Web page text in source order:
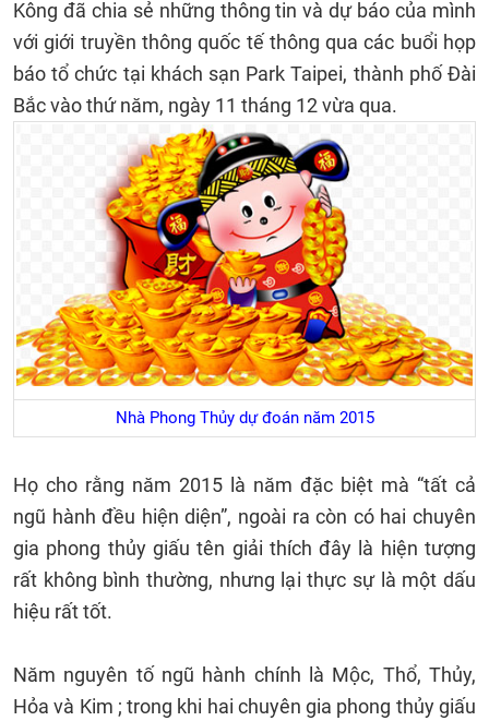
Kông đã chia sẻ những thông tin và dự báo của mình
với giới truyền thông quốc tế thông qua các buổi họp
báo tổ chức tại khách sạn Park Taipei, thành phố Đài
Bắc vào thứ năm, ngày 11 tháng 12 vừa qua.
Nhà Phong Thủy dự đoán năm 2015
Họ cho rằng năm 2015 là năm đặc biệt mà “tất cả
ngũ hành đều hiện diện”, ngoài ra còn có hai chuyên
gia phong thủy giấu tên giải thích đây là hiện tượng
rất không bình thường, nhưng lại thực sự là một dấu
hiệu rất tốt.
Năm nguyên tố ngũ hành chính là Mộc, Thổ, Thủy,
Hỏa và Kim ; trong khi hai chuyên gia phong thủy giấu